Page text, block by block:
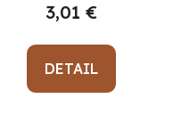
3,01 €
DETAIL